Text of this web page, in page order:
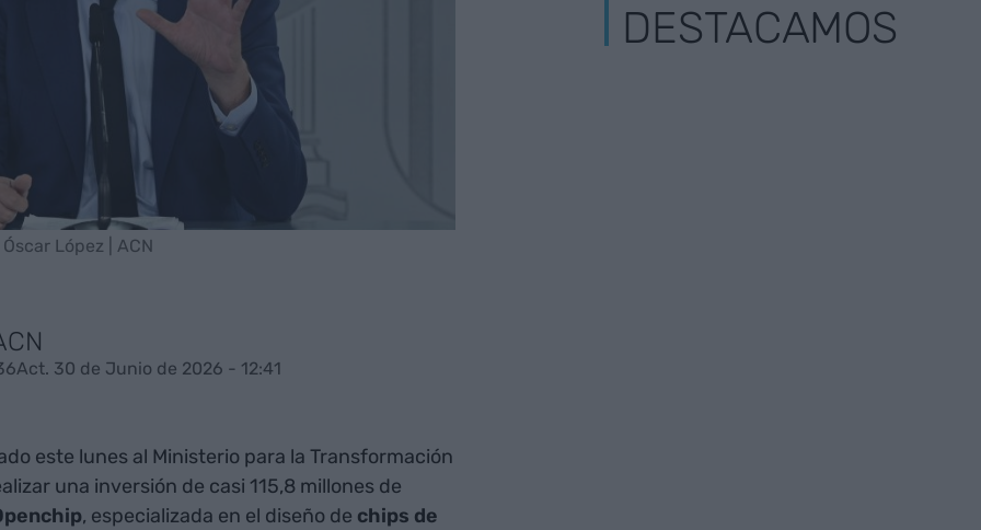
López | ACN
Act. 30 de Junio de 2026 - 12:41
este lunes al Ministerio para la Transformación
una inversión de casi 115,8 millones de
, especializada en el diseño de chips de
DESTACAMOS